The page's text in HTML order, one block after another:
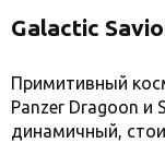
Galactic
Примитивный
Panzer Dragoon и
динамичный,